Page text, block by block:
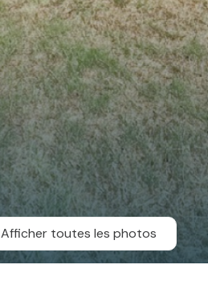
Afficher toutes les photos